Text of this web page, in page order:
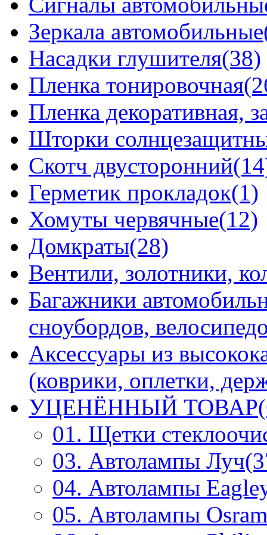
Зеркала
Насадки глушителя(38)
Пленка
Пленка декоративная,
Шторки
Скотч
Герметик прокладок(1)
Хомуты червячные(12)
Домкраты(28)
Вентили, золотники,
Багажники
сноубордов,
Аксессуары из
(коврики, оплетки,
УЦЕНЁННЫЙ
01. Щетки
03. Автолампы
04. Автолампы
05. Автолампы